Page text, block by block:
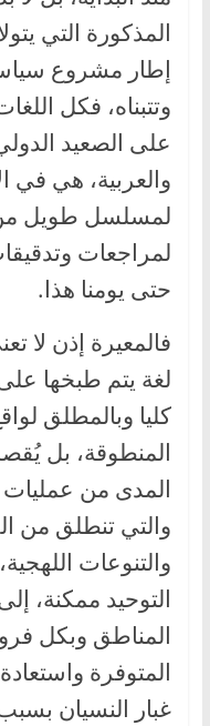
المذكورة التي
إطار مشروع
وتتبناه، فكل
على الصعيد
والعربية، هي
لمسلسل طويل من
لمراجعات
حتى يومنا هذا.
فالمعيرة إذن لا
لغة يتم طبخها
كليا وبالمطلق
المنطوقة، بل
المدى من عمليات
والتي تنطلق من
والتنوعات
التوحيد ممكنة،
المناطق وبكل
المتوفرة
غبار النسيان